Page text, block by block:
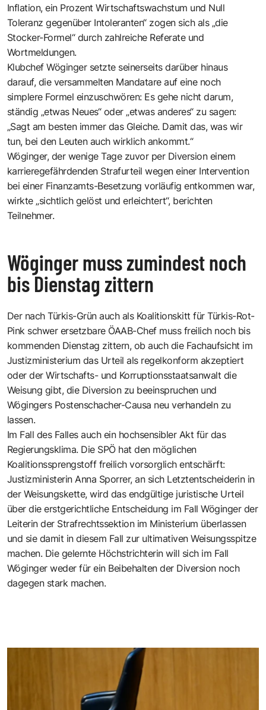
Inflation, ein Prozent Wirtschaftswachstum und Null
Toleranz gegenüber Intoleranten“ zogen sich als „die
Stocker-Formel“ durch zahlreiche Referate und
Wortmeldungen.
Klubchef Wöginger setzte seinerseits darüber hinaus
darauf, die versammelten Mandatare auf eine noch
simplere Formel einzuschwören: Es gehe nicht darum,
ständig „etwas Neues“ oder „etwas anderes“ zu sagen:
„Sagt am besten immer das Gleiche. Damit das, was wir
tun, bei den Leuten auch wirklich ankommt.“
Wöginger, der wenige Tage zuvor per Diversion einem
karrieregefährdenden Strafurteil wegen einer Intervention
bei einer Finanzamts-Besetzung vorläufig entkommen war,
wirkte „sichtlich gelöst und erleichtert“, berichten
Teilnehmer.
Wöginger muss zumindest noch
bis Dienstag zittern
Der nach Türkis-Grün auch als Koalitionskitt für Türkis-Rot-
Pink schwer ersetzbare ÖAAB-Chef muss freilich noch bis
kommenden Dienstag zittern, ob auch die Fachaufsicht im
Justizministerium das Urteil als regelkonform akzeptiert
oder der Wirtschafts- und Korruptionsstaatsanwalt die
Weisung gibt, die Diversion zu beeinspruchen und
Wögingers Postenschacher-Causa neu verhandeln zu
lassen.
Im Fall des Falles auch ein hochsensibler Akt für das
Regierungsklima. Die SPÖ hat den möglichen
Koalitionssprengstoff freilich vorsorglich entschärft:
Justizministerin Anna Sporrer, an sich Letztentscheiderin in
der Weisungskette, wird das endgültige juristische Urteil
über die erstgerichtliche Entscheidung im Fall Wöginger der
Leiterin der Strafrechtssektion im Ministerium überlassen
und sie damit in diesem Fall zur ultimativen Weisungsspitze
machen. Die gelernte Höchstrichterin will sich im Fall
Wöginger weder für ein Beibehalten der Diversion noch
dagegen stark machen.